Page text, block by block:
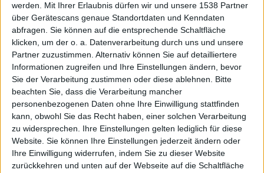
werden.
Mit Ihrer Erlaubnis dürfen wir und unsere 1538 Partner
über Gerätescans genaue Standortdaten und Kenndaten
abfragen. Sie können auf die entsprechende Schaltfläche
klicken, um der o. a. Datenverarbeitung durch uns und unsere
Partner zuzustimmen. Alternativ können Sie auf detailliertere
Informationen zugreifen und Ihre Einstellungen ändern, bevor
Sie der Verarbeitung zustimmen oder diese ablehnen.
Bitte
beachten Sie, dass die Verarbeitung mancher
personenbezogenen Daten ohne Ihre Einwilligung stattfinden
kann, obwohl Sie das Recht haben, einer solchen Verarbeitung
zu widersprechen. Ihre Einstellungen gelten lediglich für diese
Website. Sie können Ihre Einstellungen jederzeit ändern oder
Ihre Einwilligung widerrufen, indem Sie zu dieser Website
zurückkehren und unten auf der Webseite auf die Schaltfläche
Negativ fallen dagegen etwa die kitschigen (richtig
gelesen) Streicher gegen Ende von „Conquistador“ auf.
Auch das Interlude „Ritual“ bedient sich aus der
orientalischen Klischeekiste und ist eher was für die
Tonne. Hätte man sich schenken können.
Der Rest der Songs zieht dann leider spurlos am Hörer
vorbei. Allesamt keine Totalausfälle und für amtliches
Kopfnicken bestens geeignet, halten sich die memorablen
Momente dann aber doch in Grenzen. Tempowechsel gibt
es reichlich, aber selten ziehen die einen wirklich mit,
selten reißt es einen aus dem Sessel. Und die fiesen